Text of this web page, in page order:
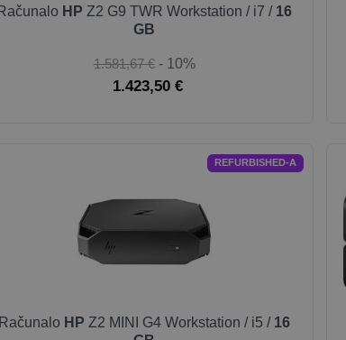
Računalo HP Z2 G9 TWR Workstation / i7 / 16
GB
1.581,67 € - 10%
1.423,50 €
REFURBISHED-A
Računalo HP Z2 MINI G4 Workstation / i5 / 16